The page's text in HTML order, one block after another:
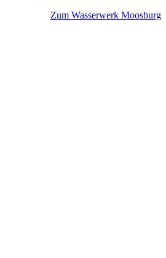
Zum Wasserwerk Moosburg